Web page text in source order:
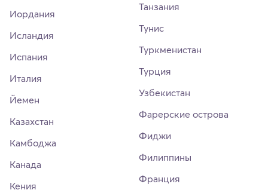
Иордания
Исландия
Испания
Италия
Йемен
Казахстан
Камбоджа
Канада
Кения
Танзания
Тунис
Туркменистан
Турция
Узбекистан
Фарерские острова
Фиджи
Филиппины
Франция